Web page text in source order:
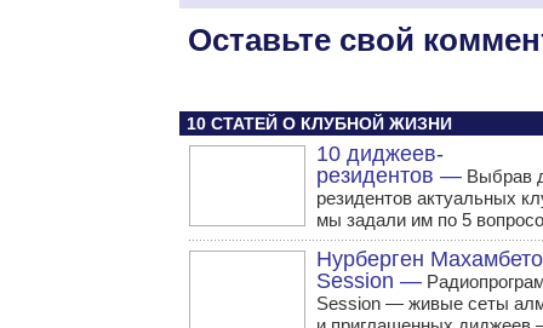
Оставьте свой
10 СТАТЕЙ О КЛУБНОЙ ЖИЗНИ
10 диджеев-
резидентов — Выбрав
резидентов актуальных
мы задали им по 5
Нурберген
Session —
Session — живые сеты